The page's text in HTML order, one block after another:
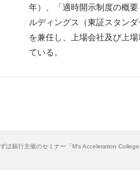
年）、「適時開示制度の概
ルディングス（東証スタン
を兼任し、上場会社及び上
ている。
ほ銀行主催のセミナー「M’s Acceleration